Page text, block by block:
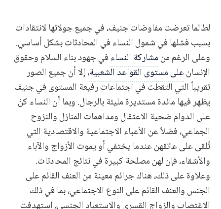
لطالما تعرضت مفاوضات جنيف، في جميع جولاتها لانتقادات
بسبب فشلها في شمول النساء في المحادثات بشكل أساسي.
وعلى الرغم منمشاركة النساءفي جهود بناء السلام وحقوق
الإنسانعلى مستوى القواعد الشعبية، إلا أن جميع الصور
تقريباً التي التقطت في اجتماعات رفيعة المستوى في جنيف
يظهر فيها مائدة مستديرة مليئة بالرجال. وبما أن النساء كنّ
على الدوام ضحية الاعتقال ومداهمات المنازل والنزوح
الجماعي، فضلاً عن الأعباء الاجتماعية والاقتصادية التي
تُلقى على عاتقهن عندما يختفي أو يموت الأزواج والآباء
والأشقاء، فإن لهن مصلحة كبيرة في نتائج المحادثات.
وعلاوة على ذلك، هناك جرائم معينة من العنف القائم على
الجنس والعنف القائم على النوع الاجتماعي، بما في ذلك
الاغتصاب والزواج القسري والاستعباد الجنسي، استهدفت